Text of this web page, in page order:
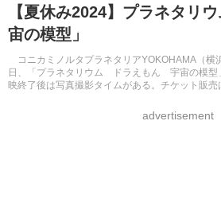
8月開催イベント・WS 全国公立高校 過去問
自由研究教材（小学生向け）
【夏休み2024】プラネタリ
宙の模型」
コニカミノルタプラネタリアYOKOHAMA（横
日、「プラネタリウム ドラえもん 宇宙の模型
映終了後は写真撮影タイムがある。チケット販
advertisement